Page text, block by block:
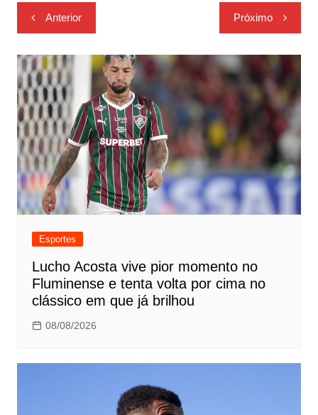
Navegação
de
Post
Anterior Próximo
Esportes
Lucho Acosta vive pior momento no
Fluminense e tenta volta por cima no
clássico em que já brilhou
08/08/2026